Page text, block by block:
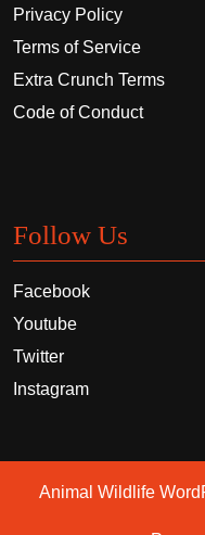
Privacy Policy
Terms of Service
Extra Crunch Terms
Code of Conduct
Follow Us
Facebook
Youtube
Twitter
Instagram
Animal Wildlife